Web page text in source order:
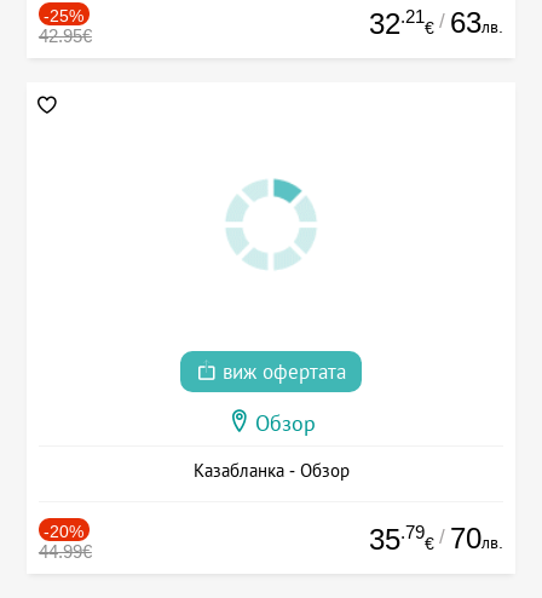
-25%
42.95€ 32.21
€ / 63лв.
виж офертата
Обзор
Казабланка - Обзор
-20%
44.99€ 35.79
€ / 70лв.